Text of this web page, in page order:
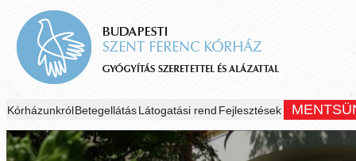
KórházunkrólBetegellátásLátogatási rend Fejlesztések